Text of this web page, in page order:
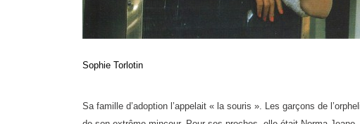
Sophie Torlotin
Sa famille d’adoption l’appelait « la souris ». Les garçons de